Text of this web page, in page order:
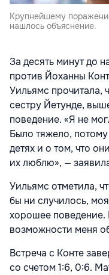
Крупнейшему
нашлось объяснение.
За десять минут до
против Йоханны
Уильямс прочитала,
сестру Йетунде,
поведение. «Я не
Было тяжело,
детях и о том, что
их люблю», —
Уильямс отметила,
бы ни случилось,
хорошее поведение.
возможности меня
Встреча с Конте
со счетом 1:6, 0:6.